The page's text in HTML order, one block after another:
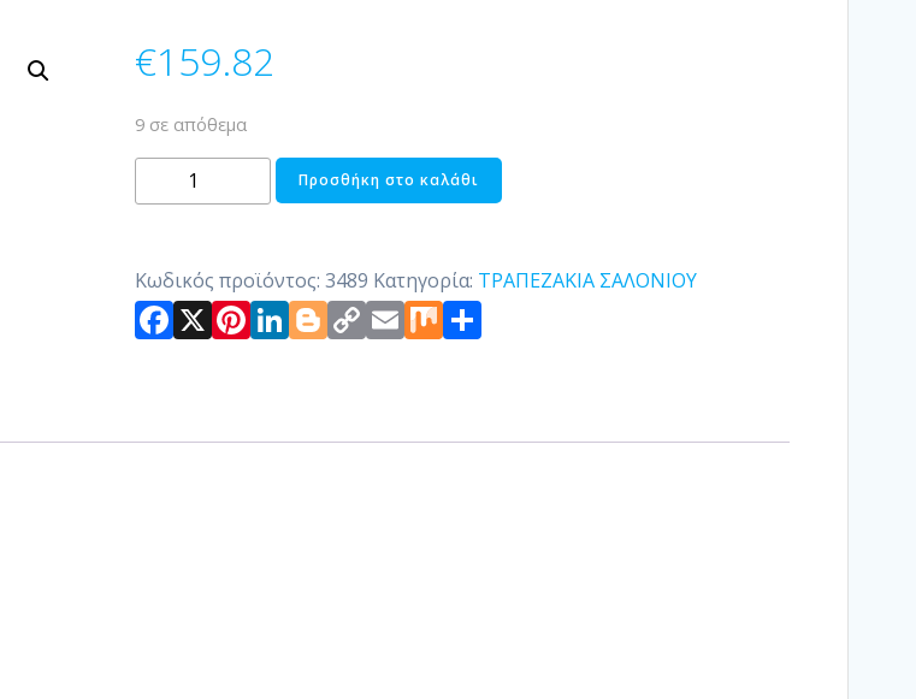
€159.82
9 σε απόθεμα
ΤΡΑΠΕΖΑΚΙ
ΣΑΛΟΝΙΟΥ
Προσθήκη στο καλάθι
Κωδικός προϊόντος: 3489 Κατηγορία: ΤΡΑΠΕΖΑΚΙΑ ΣΑΛΟΝΙΟΥ
Facebook
X Pinterest
LinkedIn
Blogger
Copy
Link
Email
MixΜοιραστείτε